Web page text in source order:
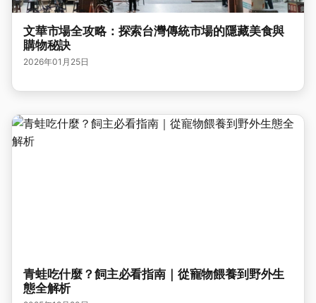
文華市場全攻略：探索台灣傳統市場的隱藏美食與
購物秘訣
2026年01月25日
青蛙吃什麼？飼主必看指南｜從寵物餵養到野外生
態全解析